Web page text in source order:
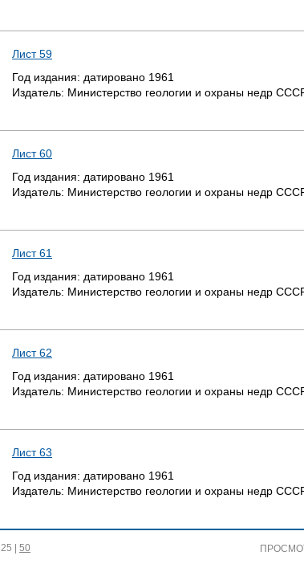
Лист 59
Год издания: датировано 1961
Издатель: Министерство геологии и охраны недр
Лист 60
Год издания: датировано 1961
Издатель: Министерство геологии и охраны недр
Лист 61
Год издания: датировано 1961
Издатель: Министерство геологии и охраны недр
Лист 62
Год издания: датировано 1961
Издатель: Министерство геологии и охраны недр
Лист 63
Год издания: датировано 1961
Издатель: Министерство геологии и охраны недр
25 50